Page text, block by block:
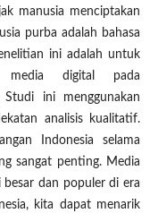
manusia menciptakan
purba adalah bahasa
ini adalah untuk
media digital pada
ini menggunakan
analisis kualitatif.
Indonesia selama
sangat penting. Media
dan populer di era
kita dapat menarik